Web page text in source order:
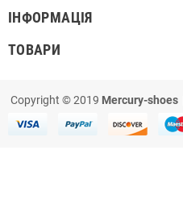
ІНФОРМАЦІЯ
ТОВАРИ
Copyright © 2019 Mercury-shoes